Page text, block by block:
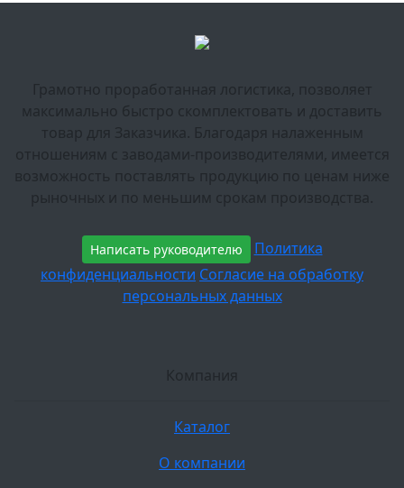
Грамотно проработанная логистика, позволяет
максимально быстро скомплектовать и доставить
товар для Заказчика. Благодаря налаженным
отношениям с заводами-производителями, имеется
возможность поставлять продукцию по ценам ниже
рыночных и по меньшим срокам производства.
Написать руководителю
Политика
конфиденциальности Согласие на обработку
персональных данных
Компания
Каталог
О компании